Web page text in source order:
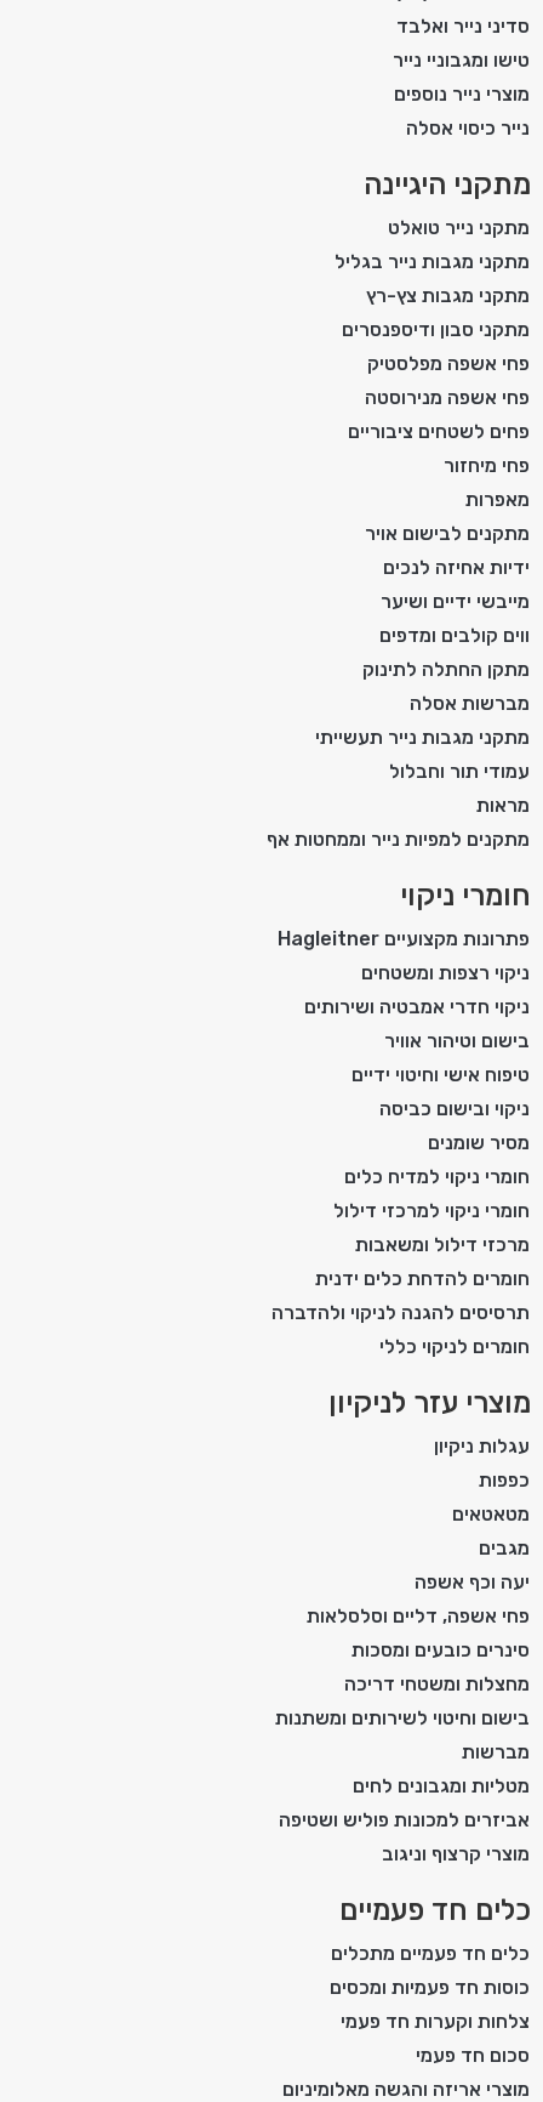
סדיני נייר ואלבד
טישו ומגבוניי נייר
מוצרי נייר נוספים
נייר כיסוי אסלה
מתקני היגיינה
מתקני נייר טואלט
מתקני מגבות נייר בגליל
מתקני מגבות צץ-רץ
מתקני סבון ודיספנסרים
פחי אשפה מפלסטיק
פחי אשפה מנירוסטה
פחים לשטחים ציבוריים
פחי מיחזור
מאפרות
מתקנים לבישום אויר
ידיות אחיזה לנכים
מייבשי ידיים ושיער
ווים קולבים ומדפים
מתקן החתלה לתינוק
מברשות אסלה
מתקני מגבות נייר תעשייתי
עמודי תור וחבלול
מראות
מתקנים למפיות נייר וממחטות אף
חומרי ניקוי
פתרונות מקצועיים Hagleitner
ניקוי רצפות ומשטחים
ניקוי חדרי אמבטיה ושירותים
בישום וטיהור אוויר
טיפוח אישי וחיטוי ידיים
ניקוי ובישום כביסה
מסיר שומנים
חומרי ניקוי למדיח כלים
חומרי ניקוי למרכזי דילול
מרכזי דילול ומשאבות
חומרים להדחת כלים ידנית
תרסיסים להגנה לניקוי ולהדברה
חומרים לניקוי כללי
מוצרי עזר לניקיון
עגלות ניקיון
כפפות
מטאטאים
מגבים
יעה וכף אשפה
פחי אשפה, דליים וסלסלאות
סינרים כובעים ומסכות
מחצלות ומשטחי דריכה
בישום וחיטוי לשירותים ומשתנות
מברשות
מטליות ומגבונים לחים
אביזרים למכונות פוליש ושטיפה
מוצרי קרצוף וניגוב
כלים חד פעמיים
כלים חד פעמיים מתכלים
כוסות חד פעמיות ומכסים
צלחות וקערות חד פעמי
סכום חד פעמי
מוצרי אריזה והגשה מאלומיניום